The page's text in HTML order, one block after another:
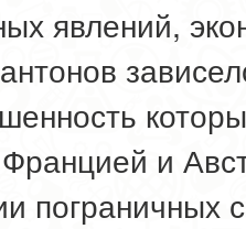
явлений,
и
пограничных